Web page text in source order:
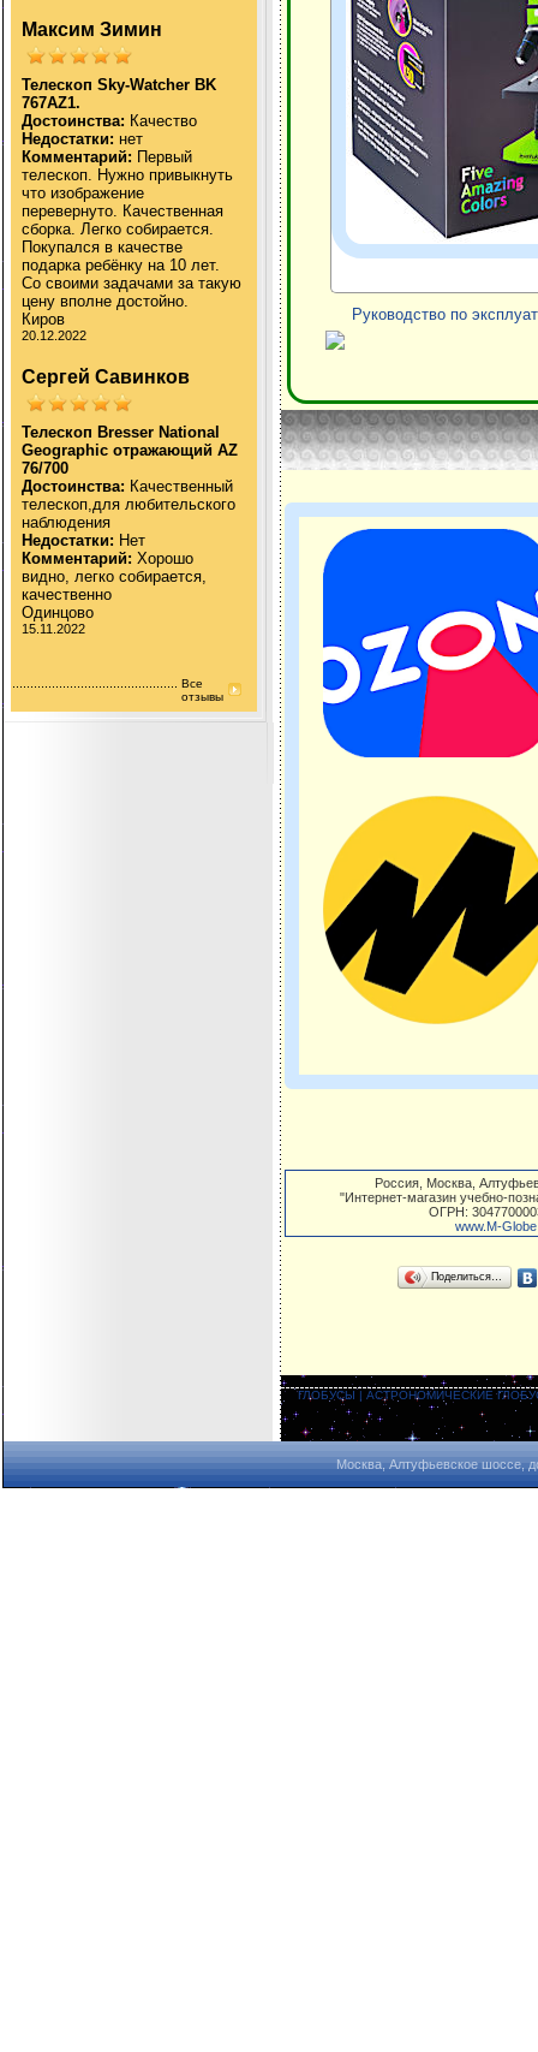
Максим Зимин
Телескоп Sky-Watcher BK
767AZ1.
Достоинства: Качество
Недостатки: нет
Комментарий: Первый
телескоп. Нужно привыкнуть
что изображение
перевернуто. Качественная
сборка. Легко собирается.
Покупался в качестве
подарка ребёнку на 10 лет.
Со своими задачами за такую
цену вполне достойно.
Киров
20.12.2022
Сергей Савинков
Телескоп Bresser National
Geographic отражающий AZ
76/700
Достоинства: Качественный
телескоп,для любительского
наблюдения
Недостатки: Нет
Комментарий: Хорошо
видно, легко собирается,
качественно
Одинцово
15.11.2022
Все
отзывы
Руководство по
Россия Москва
"Интернет-магазин учебно-
ОГРН:
www.M-
Поделиться…
ГЛОБУСЫ | АСТРОНОМИЧЕСКИЕ
Москва, Алтуфьевское шоссе,